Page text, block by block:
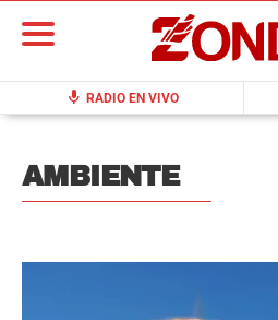
mic RADIO EN VIVO
AMBIENTE